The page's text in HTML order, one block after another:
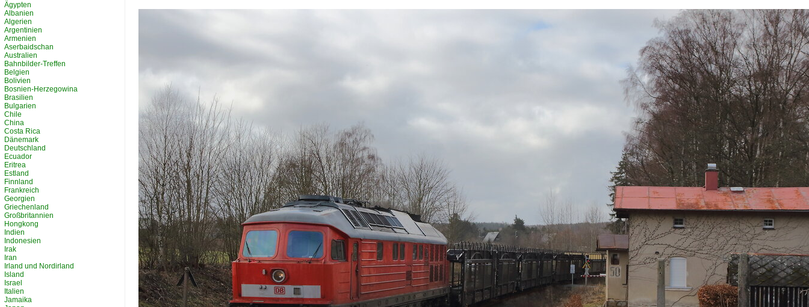
Ägypten
Albanien
Algerien
Argentinien
Armenien
Aserbaidschan
Australien
Bahnbilder-Treffen
Belgien
Bolivien
Bosnien-Herzegowina
Brasilien
Bulgarien
Chile
China
Costa Rica
Dänemark
Deutschland
Ecuador
Eritrea
Estland
Finnland
Frankreich
Georgien
Griechenland
Großbritannien
Hongkong
Indien
Indonesien
Irak
Iran
Irland und Nordirland
Island
Israel
Italien
Jamaika